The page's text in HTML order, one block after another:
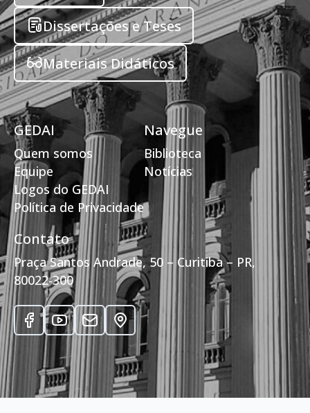
Dissertações e Teses
Materiais Didáticos
GEDAI
Quem somos
Equipe
Logos do GEDAI
Política de Privacidade
Navegue
Biblioteca
Notícias
Contato
Praça Santos Andrade, 50 – Curitiba – PR,
80022-300